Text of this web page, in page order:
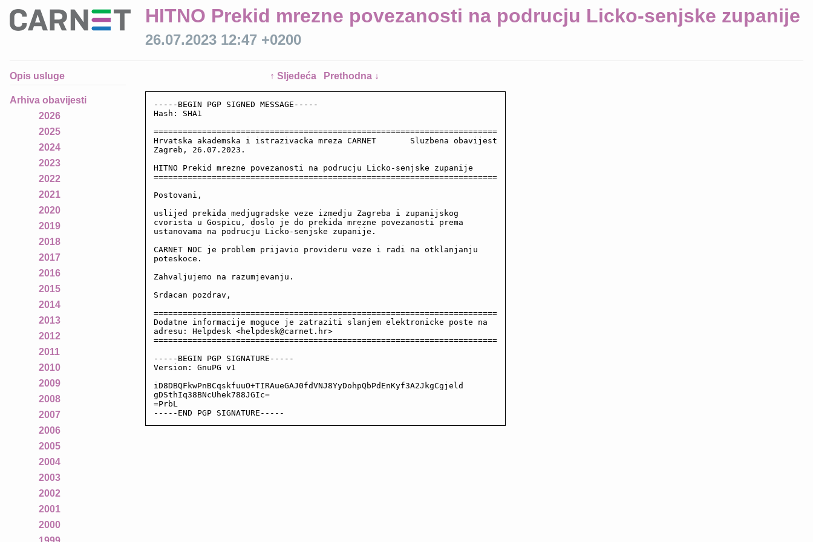
HITNO Prekid mrezne povezanosti na podrucju Licko-senjske zupanije
26.07.2023 12:47 +0200
Opis usluge
Arhiva obavijesti
2026
2025
2024
2023
2022
2021
2020
2019
2018
2017
2016
2015
2014
2013
2012
2011
2010
2009
2008
2007
2006
2005
2004
2003
2002
2001
2000
↑ Sljedeća Prethodna ↓
-----BEGIN PGP SIGNED MESSAGE-----
Hash: SHA1
=======================================================================
Hrvatska akademska i istrazivacka mreza CARNET       Sluzbena obavijest
Zagreb, 26.07.2023.
HITNO Prekid mrezne povezanosti na podrucju Licko-senjske zupanije
=======================================================================
Postovani,
uslijed prekida medjugradske veze izmedju Zagreba i zupanijskog
cvorista u Gospicu, doslo je do prekida mrezne povezanosti prema
ustanovama na podrucju Licko-senjske zupanije.
CARNET NOC je problem prijavio provideru veze i radi na otklanjanju
poteskoce.
Zahvaljujemo na razumjevanju.
Srdacan pozdrav,
=======================================================================
Dodatne informacije moguce je zatraziti slanjem elektronicke poste na
adresu: Helpdesk <helpdesk@carnet.hr>
=======================================================================
-----BEGIN PGP SIGNATURE-----
Version: GnuPG v1
iD8DBQFkwPnBCqskfuuO+TIRAueGAJ0fdVNJ8YyDohpQbPdEnKyf3A2JkgCgjeld
gDSthIq38BNcUhek788JGIc=
=PrbL
-----END PGP SIGNATURE-----